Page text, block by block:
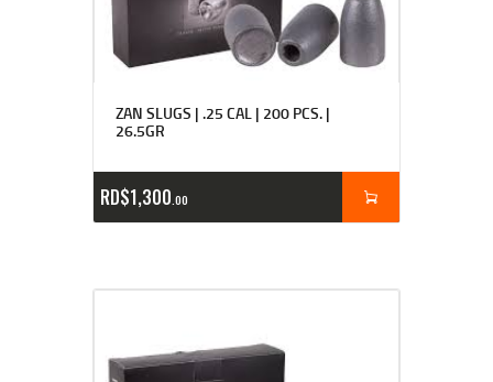
ZAN SLUGS | .25 CAL | 200 PCS. |
26.5GR
RD$1,300 00